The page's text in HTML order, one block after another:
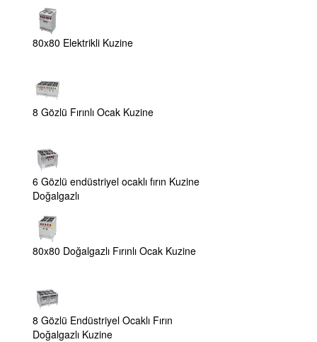
80x80 Elektrikli Kuzine
8 Gözlü Fırınlı Ocak Kuzine
6 Gözlü endüstriyel ocaklı fırın Kuzine
Doğalgazlı
80x80 Doğalgazlı Fırınlı Ocak Kuzine
8 Gözlü Endüstriyel Ocaklı Fırın
Doğalgazlı Kuzine